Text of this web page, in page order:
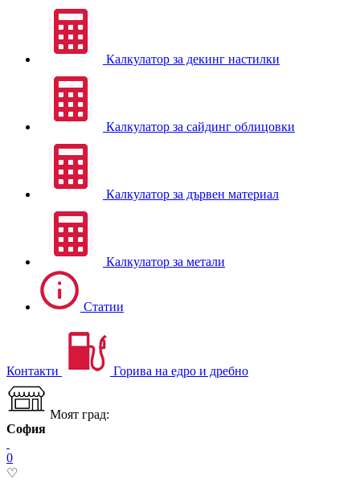
Калкулатор за декинг настилки
Калкулатор за сайдинг облицовки
Калкулатор за дървен материал
Калкулатор за метали
Статии
Контакти Горива на едро и дребно
Моят град:
София
0
♡